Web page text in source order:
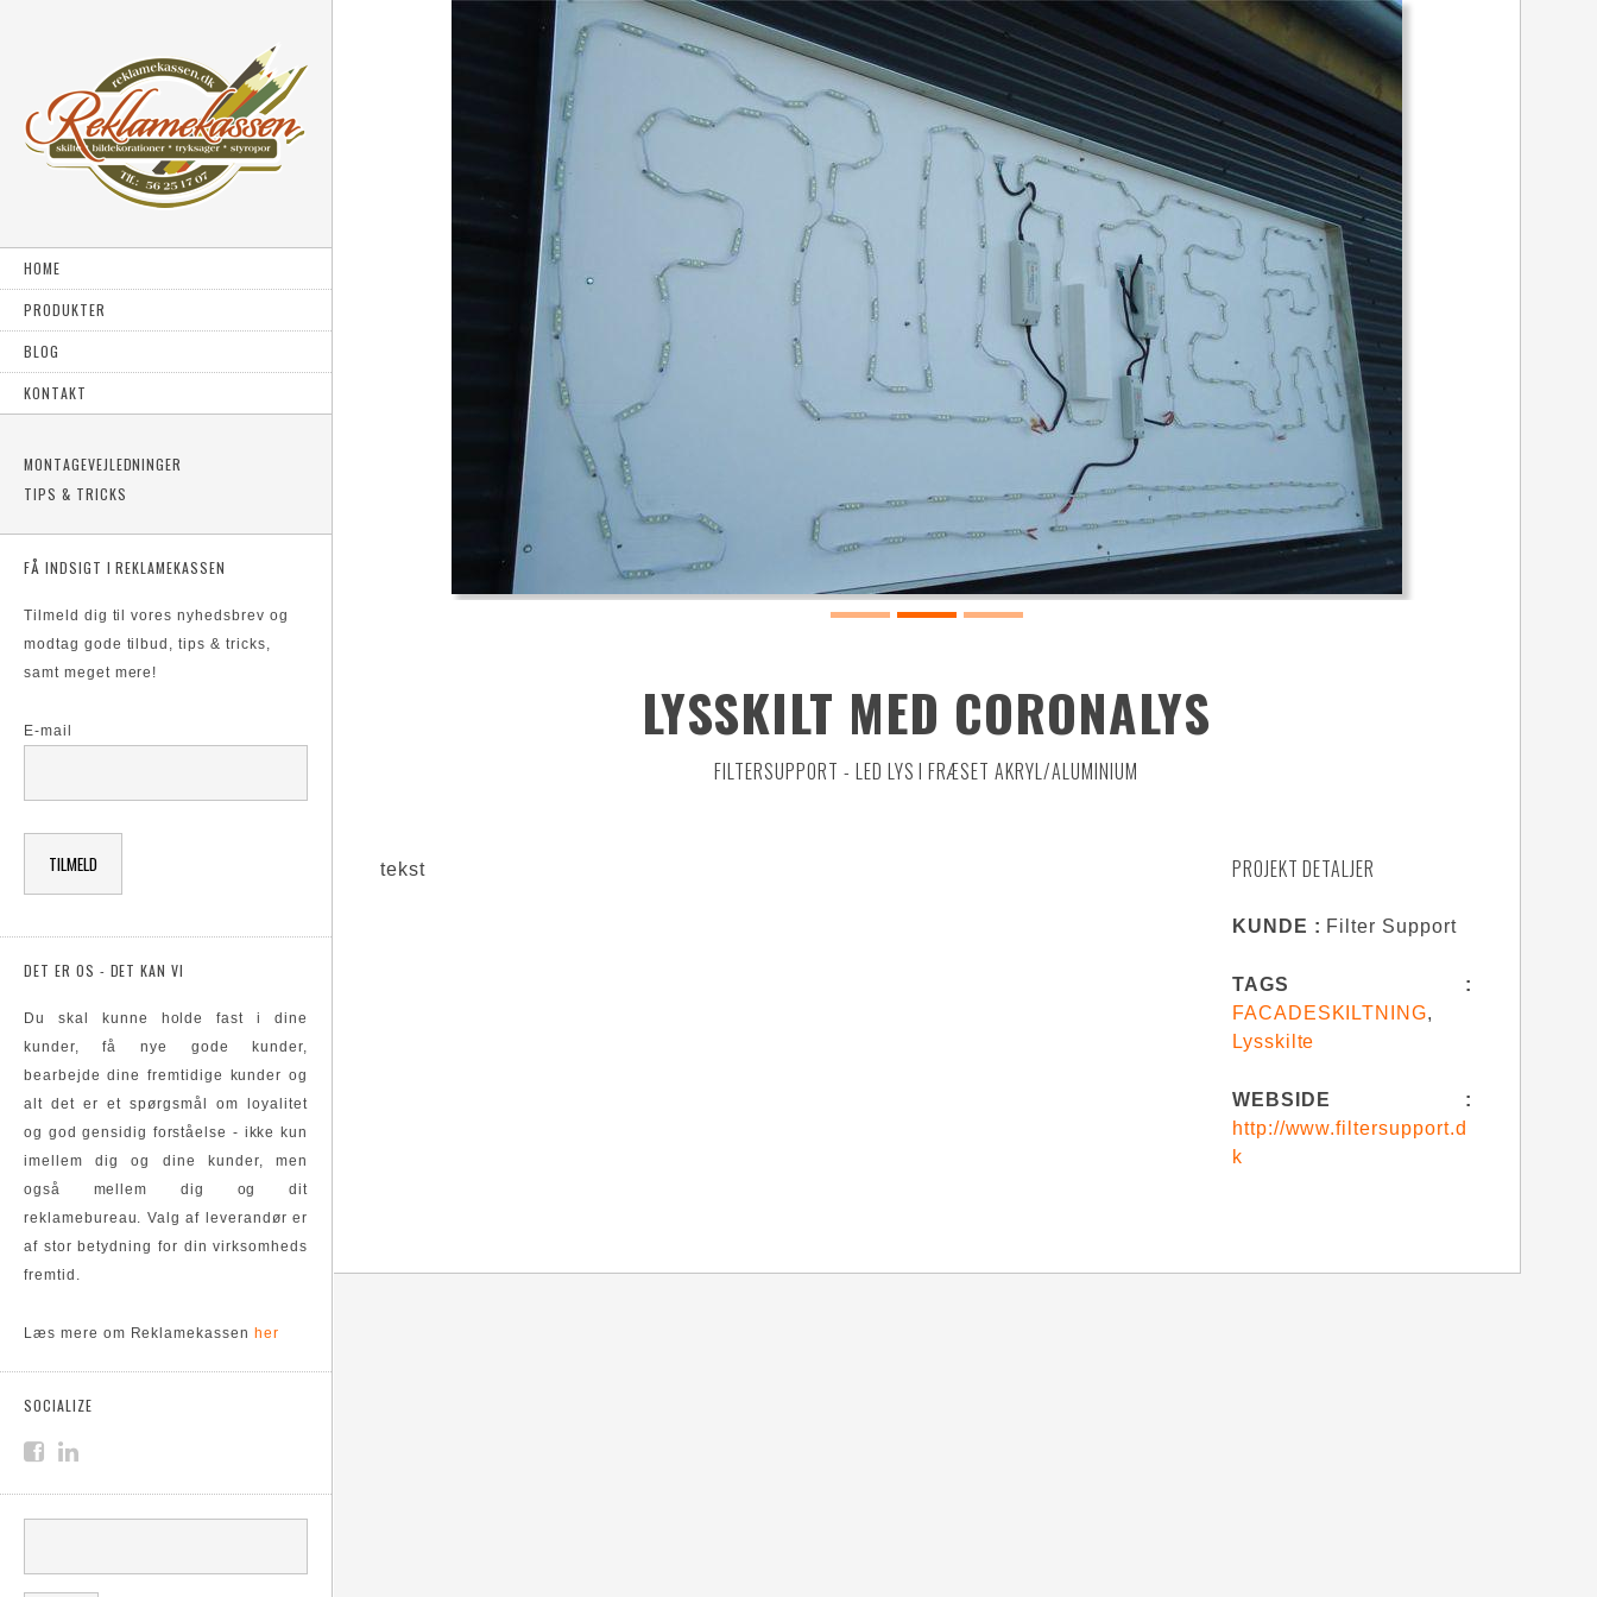
HOME
PRODUKTER
BLOG
KONTAKT
MONTAGEVEJLEDNINGER
TIPS & TRICKS
FÅ INDSIGT I REKLAMEKASSEN
Tilmeld dig til vores nyhedsbrev og
modtag gode tilbud, tips & tricks,
samt meget mere!
E-mail
DET ER OS - DET KAN VI
Du skal kunne holde fast i dine
kunder, få nye gode kunder,
bearbejde dine fremtidige kunder og
alt det er et spørgsmål om loyalitet
og god gensidig forståelse - ikke kun
imellem dig og dine kunder, men
også mellem dig og dit
reklamebureau. Valg af leverandør er
af stor betydning for din virksomheds
fremtid.
Læs mere om Reklamekassen her
SOCIALIZE
SØGEFELT
LYSSKILT MED CORONALYS
FILTERSUPPORT - LED LYS I FRÆSET AKRYL/ALUMINIUM
tekst PROJEKT DETALJER
KUNDE : Filter Support
TAGS :
FACADESKILTNING,
Lysskilte
WEBSIDE :
http://www.filtersupport.d
k